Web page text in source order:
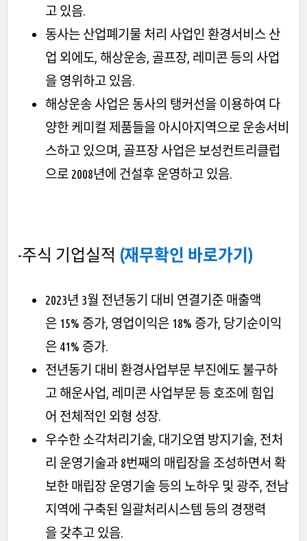
고 있음.
동사는 산업폐기물 처리 사업인 환경서비스 산
업 외에도, 해상운송, 골프장, 레미콘 등의 사업
을 영위하고 있음.
해상운송 사업은 동사의 탱커선을 이용하여 다
양한 케미컬 제품들을 아시아지역으로 운송서비
스하고 있으며, 골프장 사업은 보성컨트리클럽
으로 2008년에 건설후 운영하고 있음.
-주식 기업실적 (재무확인 바로가기)
2023년 3월 전년동기 대비 연결기준 매출액
은 15% 증가, 영업이익은 18% 증가, 당기순이익
은 41% 증가.
전년동기 대비 환경사업부문 부진에도 불구하
고 해운사업, 레미콘 사업부문 등 호조에 힘입
어 전체적인 외형 성장.
우수한 소각처리기술, 대기오염 방지기술, 전처
리 운영기술과 8번째의 매립장을 조성하면서 확
보한 매립장 운영기술 등의 노하우 및 광주, 전남
지역에 구축된 일괄처리시스템 등의 경쟁력
을 갖추고 있음.